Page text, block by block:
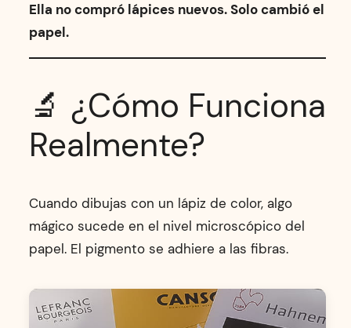
Ella no compró lápices nuevos. Solo cambió el
papel.
🔬 ¿Cómo Funciona
Realmente?
Cuando dibujas con un lápiz de color, algo
mágico sucede en el nivel microscópico del
papel. El pigmento se adhiere a las fibras.